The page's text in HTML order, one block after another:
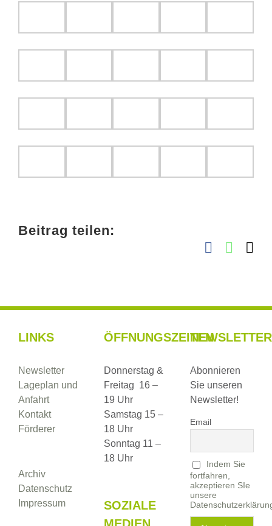
Beitrag teilen:
Facebook
LINKS
Newsletter
Lageplan und
Anfahrt
Kontakt
Förderer
Archiv
Datenschutz
Impressum
ÖFFNUNGSZEITEN
Donnerstag &
Freitag 16 –
19 Uhr
Samstag 15 –
18 Uhr
Sonntag 11 –
18 Uhr
SOZIALE
NEWSLETTER
Abonnieren
Sie unseren
Newsletter!
Email
Indem Sie
fortfahren,
akzeptieren SIe
unsere